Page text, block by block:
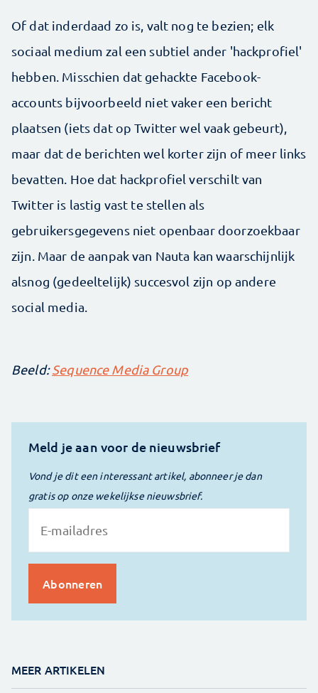
Of dat inderdaad zo is, valt nog te bezien; elk
sociaal medium zal een subtiel ander 'hackprofiel'
hebben. Misschien dat gehackte Facebook-
accounts bijvoorbeeld niet vaker een bericht
plaatsen (iets dat op Twitter wel vaak gebeurt),
maar dat de berichten wel korter zijn of meer links
bevatten. Hoe dat hackprofiel verschilt van
Twitter is lastig vast te stellen als
gebruikersgegevens niet openbaar doorzoekbaar
zijn. Maar de aanpak van Nauta kan waarschijnlijk
alsnog (gedeeltelijk) succesvol zijn op andere
social media.
Beeld: Sequence Media Group
Meld je aan voor de nieuwsbrief
Vond je dit een interessant artikel, abonneer je dan
gratis op onze wekelijkse nieuwsbrief.
MEER ARTIKELEN